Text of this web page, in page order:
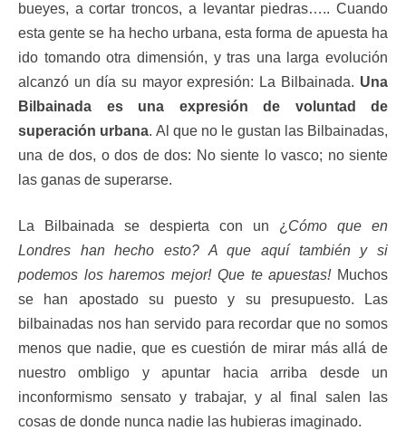
bueyes, a cortar troncos, a levantar piedras….. Cuando
esta gente se ha hecho urbana, esta forma de apuesta ha
ido tomando otra dimensión, y tras una larga evolución
alcanzó un día su mayor expresión: La Bilbainada. Una
Bilbainada es una expresión de voluntad de
superación urbana. Al que no le gustan las Bilbainadas,
una de dos, o dos de dos: No siente lo vasco; no siente
las ganas de superarse.
La Bilbainada se despierta con un ¿ Cómo que en
Londres han hecho esto? A que aquí también y si
podemos los haremos mejor! Que te apuestas!Muchos
se han apostado su puesto y su presupuesto. Las
bilbainadas nos han servido para recordar que no somos
menos que nadie, que es cuestión de mirar más allá de
nuestro ombligo y apuntar hacia arriba desde un
inconformismo sensato y trabajar, y al final salen las
cosas de donde nunca nadie las hubieras imaginado.